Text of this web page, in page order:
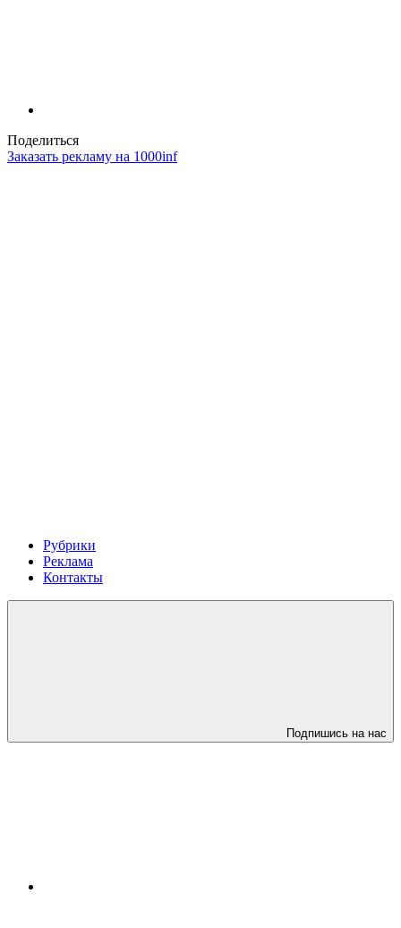
Поделиться
Заказать рекламу на 1000inf
Рубрики
Реклама
Контакты
Подпишись на нас